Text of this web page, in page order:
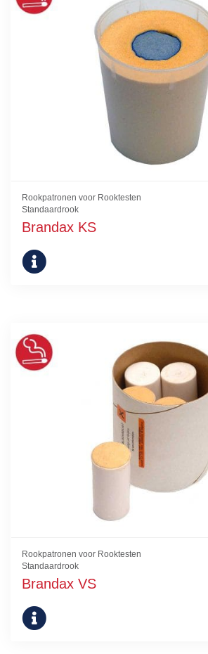
Rookpatronen voor Rooktesten
Standaardrook
Brandax KS
Rookpatronen voor Rooktesten
Standaardrook
Brandax VS